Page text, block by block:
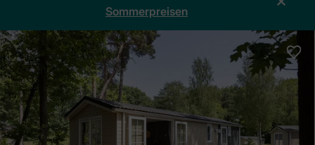
Sommerpreisen